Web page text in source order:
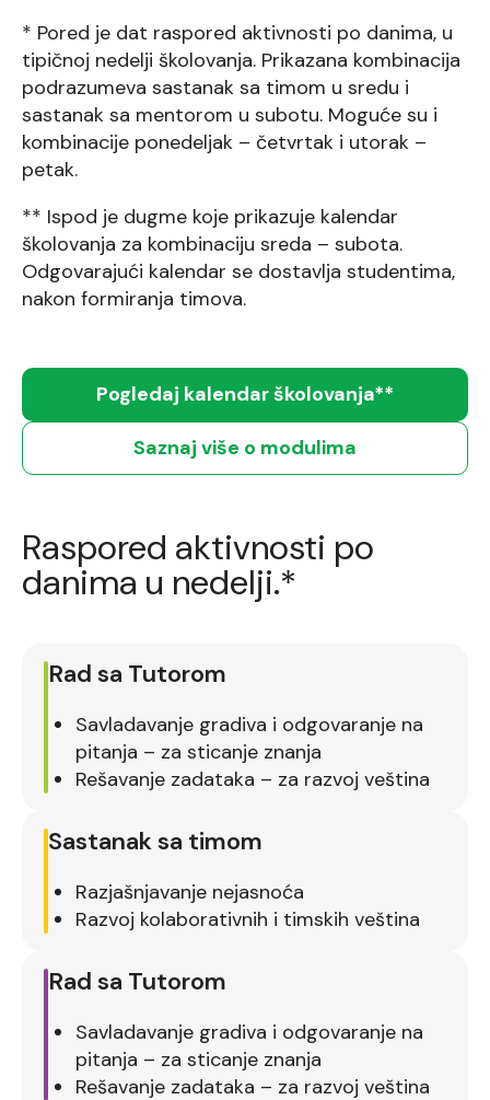
* Pored je dat raspored aktivnosti po danima, u
tipičnoj nedelji školovanja. Prikazana kombinacija
podrazumeva sastanak sa timom u sredu i
sastanak sa mentorom u subotu. Moguće su i
kombinacije ponedeljak – četvrtak i utorak –
petak.
** Ispod je dugme koje prikazuje kalendar
školovanja za kombinaciju sreda – subota.
Odgovarajući kalendar se dostavlja studentima,
nakon formiranja timova.
Pogledaj kalendar školovanja**
Saznaj više o modulima
Raspored aktivnosti po
danima u nedelji.*
Rad sa Tutorom
Savladavanje gradiva i odgovaranje na
pitanja – za sticanje znanja
Rešavanje zadataka – za razvoj veština
Sastanak sa timom
Razjašnjavanje nejasnoća
Razvoj kolaborativnih i timskih veština
Rad sa Tutorom
Savladavanje gradiva i odgovaranje na
pitanja – za sticanje znanja
Rešavanje zadataka – za razvoj veština